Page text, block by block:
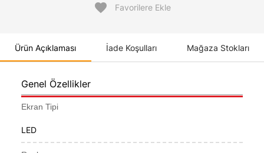
favorite Favorilere Ekle
Ürün Açıklaması İade Koşulları Mağaza Stokları
Genel Özellikler
Ekran Tipi
LED